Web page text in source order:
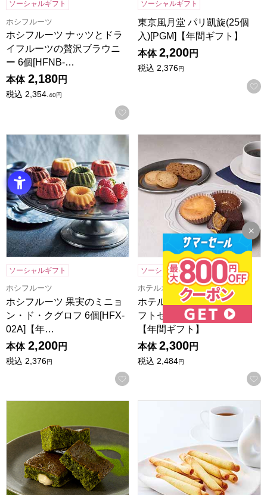
ソーシャルギフト
ホシフルーツ
ホシフルーツ ナッツとドラ
イフルーツの贅沢ブラウニ
ー 6個[HFNB-…
本体 2,180円
税込 2,354.40円
お気に入りに登録する
ソーシャルギフト
東京風月堂 パリ凱旋(25個
入)[PGM]【年間ギフト】
本体 2,200円
税込 2,376円
ホシフルーツ 果実のミニョン・ド・クグロフ 6個[HFX-02A]
ソーシャルギフト
ホシフルーツ
ホシフルーツ 果実のミニョ
ン・ド・クグロフ 6個[HFX-
02A]【年…
本体 2,200円
税込 2,376円
お気に入りに登録する
ホテルオークラスイーツギ
ソーシャルギフト
ホテルオークラ
ホテルオークラスイーツギ
フトセット 8個[HOS-02A]
【年間ギフト】
本体 2,300円
税込 2,484円
一善や お濃茶ブラウニー 5個入り 1箱【年間ギフト】
東京風月堂 パピヨットL(32